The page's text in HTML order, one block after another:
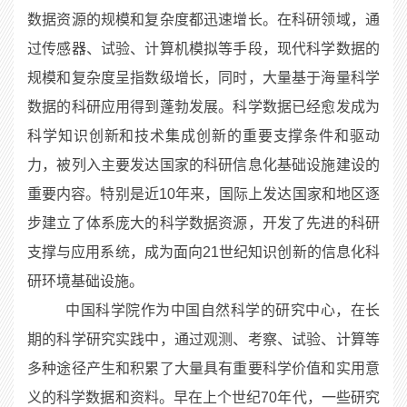
数据资源的规模和复杂度都迅速增长。在科研领域，通
过传感器、试验、计算机模拟等手段，现代科学数据的
规模和复杂度呈指数级增长，同时，大量基于海量科学
数据的科研应用得到蓬勃发展。科学数据已经愈发成为
科学知识创新和技术集成创新的重要支撑条件和驱动
力，被列入主要发达国家的科研信息化基础设施建设的
重要内容。特别是近10年来，国际上发达国家和地区逐
步建立了体系庞大的科学数据资源，开发了先进的科研
支撑与应用系统，成为面向21世纪知识创新的信息化科
研环境基础设施。
中国科学院作为中国自然科学的研究中心，在长
期的科学研究实践中，通过观测、考察、试验、计算等
多种途径产生和积累了大量具有重要科学价值和实用意
义的科学数据和资料。早在上个世纪70年代，一些研究